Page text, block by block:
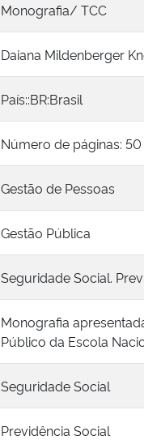
Monografia/ TCC
Daiana Mildenberger
País::BR:Brasil
Número de páginas: 50
Gestão de Pessoas
Gestão Pública
Seguridade Social.
Monografia
Público da Escola
Seguridade Social
Previdência Social